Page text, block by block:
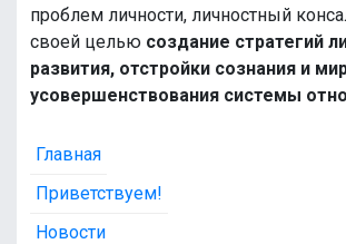
проблем личности, личностный
своей целью создание стратегий
развития, отстройки сознания и
усовершенствования системы
Главная
Приветствуем!
Новости